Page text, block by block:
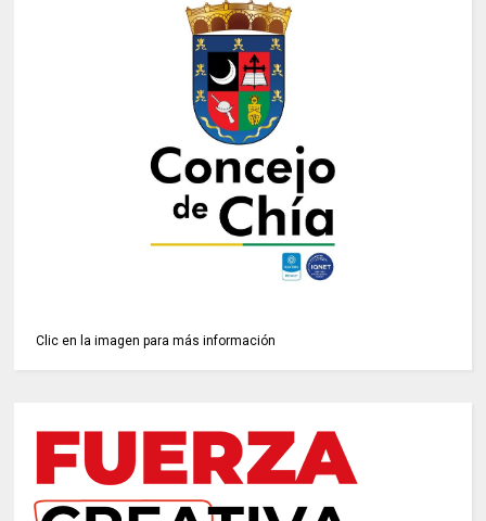
Clic en la imagen para más información